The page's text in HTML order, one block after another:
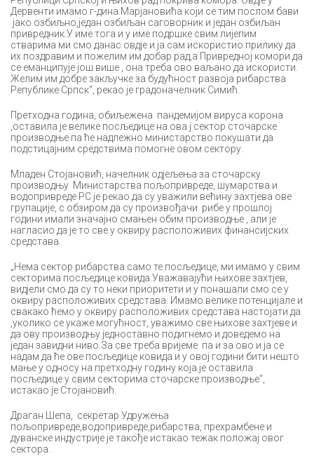
Дервенти имамо г-дина Марјановића који се тим послом бави
јако озбиљно,један озбиљан саговорник и један озбиљан
привредник.У име тога и у име подршке свим лијепим
стварима ми смо данас овдје и ја сам искористио прилику да
их поздравим и пожелим им добар рад,а Привредној комори да
се еманципује још више , она треба ово ваљано да искористи.
Желим им добре закључке за будућност развоја рибарства
Републике Српск“, рекао је градоначелник Симић.
Претходна година, обиљежена пандемијом вируса корона
,оставила је велике посљедице на ова ј сектор сточарске
производње па ће надлежно министарство покушати да
подстицајним средствима помогне овом сектору.
Младен Стојановић, начелник одјељења за сточарску
производњу Министарства пољопривреде, шумарства и
водопривреде РС је рекао да су уважили већину захтјева ове
групације, с обзиром да су произвођачи рибе у прошлој
години имали значајно смањен обим производње , али је
нагласио да је то све у оквиру расположивих финансијских
средстава.
„Нема сектор рибарства само те посљедице, ми имамо у свим
секторима посљедице ковида.Уважавајући њихове захтјев,
видјели смо да су то неки приоритети и у понашали смо се у
оквиру расположивих средстава. Имамо велике потенцијале и
свакако ћемо у оквиру расположивих средстава настојати да
,уколико се укаже могућност, уважимо све њихове захтјеве и
да ову производњу једноставно подигнемо и доведемо на
један завидни ниво.За све треба вријеме па и за ово и ја се
надам да ће ове посљедице ковида и у овој години бити нешто
мање у односу на претходну годину која је оставила
посљедице у свим секторима сточарске производње“,
истакао је Стојановић.
Драган Шепа, секретар Удружења
пољопривреде,водопривреде,рибарства, прехрамбене и
дуванске индустрије је такође истакао тежак положај овог
сектора.